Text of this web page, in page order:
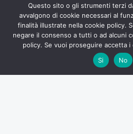
Questo sito o gli strumenti terzi
avvalgono di cookie necessari al
finalità illustrate nella cookie policy.
negare il consenso a tutti o ad alcuni
policy. Se vuoi proseguire accetta i
Si
No